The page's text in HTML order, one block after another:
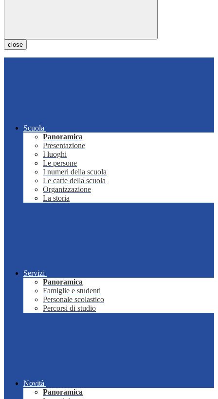
close
Scuola
Panoramica
Presentazione
I luoghi
Le persone
I numeri della scuola
Le carte della scuola
Organizzazione
La storia
Servizi
Panoramica
Famiglie e studenti
Personale scolastico
Percorsi di studio
Novità
Panoramica